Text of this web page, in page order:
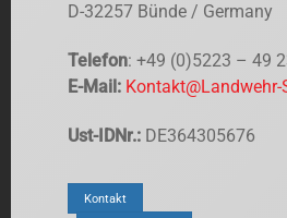
D-32257 Bünde / Germany
Telefon: +49 (0)5223 – 49
E-Mail: Kontakt@Landwehr-
Ust-IDNr.: DE364305676
Kontakt